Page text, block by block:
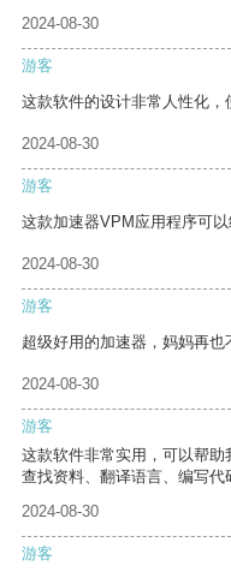
2024-08-30
游客
这款软件的设计非常人性化，
2024-08-30
游客
这款加速器VPM应用程序可
2024-08-30
游客
超级好用的加速器，妈妈再也
2024-08-30
游客
这款软件非常实用，可以帮
查找资料、翻译语言、编写代
2024-08-30
游客